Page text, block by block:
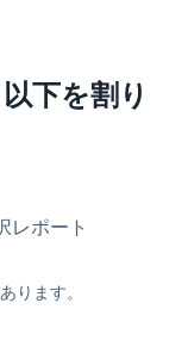
下を割り
レポート
ります。